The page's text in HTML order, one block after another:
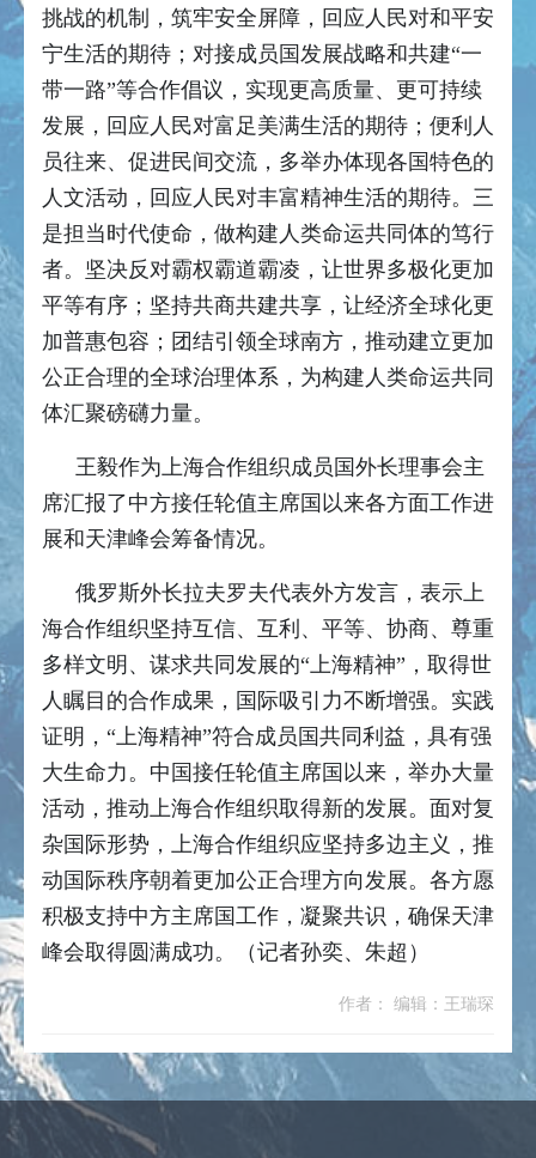
挑战的机制，筑牢安全屏障，回应人民对和平安
宁生活的期待；对接成员国发展战略和共建“一
带一路”等合作倡议，实现更高质量、更可持续
发展，回应人民对富足美满生活的期待；便利人
员往来、促进民间交流，多举办体现各国特色的
人文活动，回应人民对丰富精神生活的期待。三
是担当时代使命，做构建人类命运共同体的笃行
者。坚决反对霸权霸道霸凌，让世界多极化更加
平等有序；坚持共商共建共享，让经济全球化更
加普惠包容；团结引领全球南方，推动建立更加
公正合理的全球治理体系，为构建人类命运共同
体汇聚磅礴力量。
王毅作为上海合作组织成员国外长理事会主
席汇报了中方接任轮值主席国以来各方面工作进
展和天津峰会筹备情况。
俄罗斯外长拉夫罗夫代表外方发言，表示上
海合作组织坚持互信、互利、平等、协商、尊重
多样文明、谋求共同发展的“上海精神”，取得世
人瞩目的合作成果，国际吸引力不断增强。实践
证明，“上海精神”符合成员国共同利益，具有强
大生命力。中国接任轮值主席国以来，举办大量
活动，推动上海合作组织取得新的发展。面对复
杂国际形势，上海合作组织应坚持多边主义，推
动国际秩序朝着更加公正合理方向发展。各方愿
积极支持中方主席国工作，凝聚共识，确保天津
峰会取得圆满成功。（记者孙奕、朱超）
作者： 编辑：王瑞琛